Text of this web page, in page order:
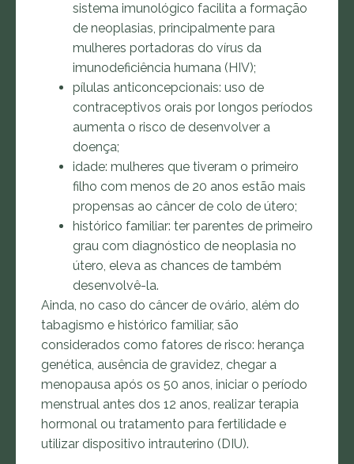
sistema imunológico facilita a formação
de neoplasias, principalmente para
mulheres portadoras do vírus da
imunodeficiência humana (HIV);
pílulas anticoncepcionais: uso de
contraceptivos orais por longos períodos
aumenta o risco de desenvolver a
doença;
idade: mulheres que tiveram o primeiro
filho com menos de 20 anos estão mais
propensas ao câncer de colo de útero;
histórico familiar: ter parentes de primeiro
grau com diagnóstico de neoplasia no
útero, eleva as chances de também
desenvolvê-la.
Ainda, no caso do câncer de ovário, além do
tabagismo e histórico familiar, são
considerados como fatores de risco: herança
genética, ausência de gravidez, chegar a
menopausa após os 50 anos, iniciar o período
menstrual antes dos 12 anos, realizar terapia
hormonal ou tratamento para fertilidade e
utilizar dispositivo intrauterino (DIU).